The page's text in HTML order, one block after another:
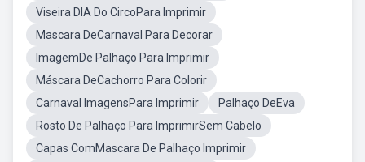
Viseira DIA Do CircoPara Imprimir
Mascara DeCarnaval Para Decorar
ImagemDe Palhaço Para Imprimir
Máscara DeCachorro Para Colorir
Carnaval ImagensPara Imprimir
Palhaço DeEva
Rosto De Palhaço Para ImprimirSem Cabelo
Capas ComMascara De Palhaço Imprimir